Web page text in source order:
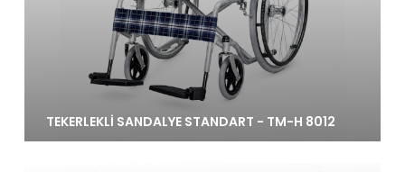
TEKERLEKLİ SANDALYE STANDART - TM-H 8012